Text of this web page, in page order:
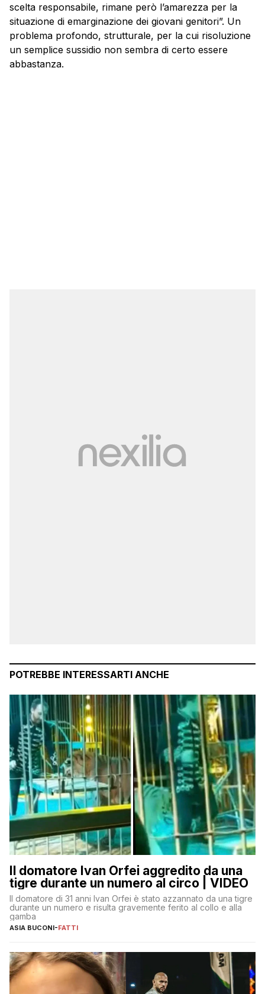
scelta responsabile, rimane però l’amarezza per la
situazione di emarginazione dei giovani genitori”. Un
problema profondo, strutturale, per la cui risoluzione
un semplice sussidio non sembra di certo essere
abbastanza.
POTREBBE INTERESSARTI ANCHE
Il domatore Ivan Orfei aggredito da una
tigre durante un numero al circo | VIDEO
Il domatore di 31 anni Ivan Orfei è stato azzannato da una tigre
durante un numero e risulta gravemente ferito al collo e alla
gamba
ASIA BUCONI-FATTI